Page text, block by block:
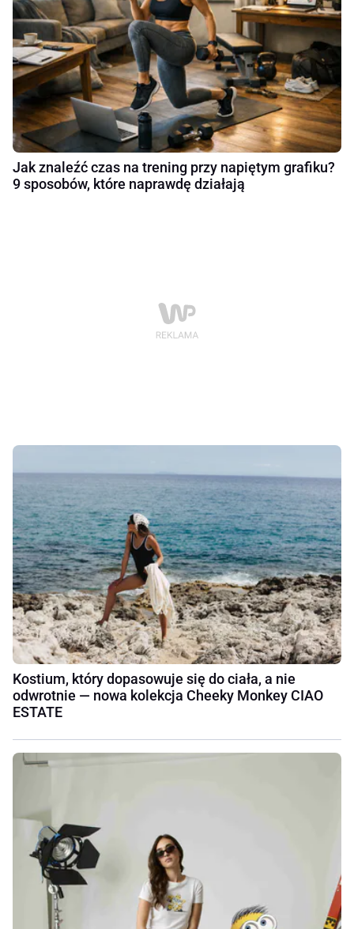
Jak znaleźć czas na trening przy napiętym grafiku?
9 sposobów, które naprawdę działają
Kostium, który dopasowuje się do ciała, a nie
odwrotnie — nowa kolekcja Cheeky Monkey CIAO
ESTATE